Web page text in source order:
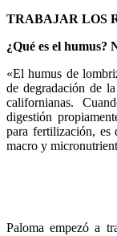
TRABAJAR LOS
¿Qué es el humus?
«El humus de
de degradación de
californianas.
digestión
para fertilización, es
macro y
Paloma empezó a